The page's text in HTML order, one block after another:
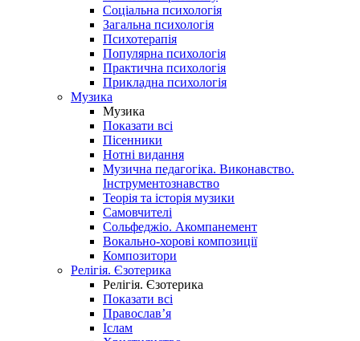
Соціальна психологія
Загальна психологія
Психотерапія
Популярна психологія
Практична психологія
Прикладна психологія
Музика
Музика
Показати всі
Пісенники
Нотні видання
Музична педагогіка. Виконавство.
Інструментознавство
Теорія та історія музики
Самовчителі
Сольфеджіо. Акомпанемент
Вокально-хорові композиції
Композитори
Релігія. Єзотерика
Релігія. Єзотерика
Показати всі
Православ’я
Іслам